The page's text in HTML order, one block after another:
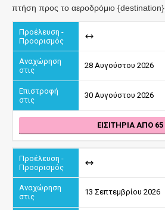
πτήση προς το αεροδρόμιο {destination}.
28 Αυγούστου 2026
30 Αυγούστου 2026
ΕΙΣΙΤΉΡΙΑ ΑΠΌ 65
13 Σεπτεμβρίου 2026